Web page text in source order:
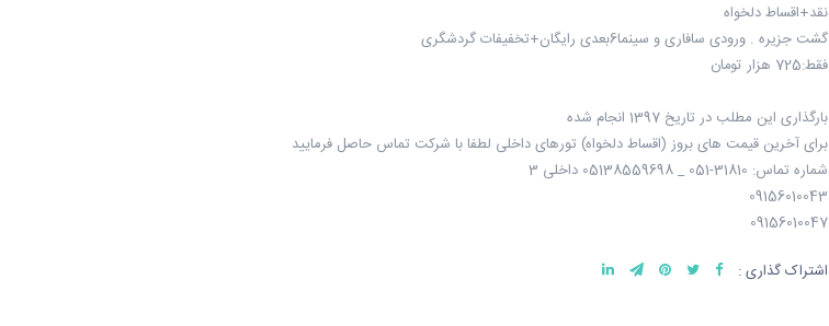
نقد+اقساط دلخواه
گشت جزیره . ورودی سافاری و سینما6بعدی رایگان+تخفیفات گردشگری
فقط:725 هزار تومان
بارگذاری این مطلب در تاریخ 1397 انجام شده
برای آخرین قیمت های بروز (اقساط دلخواه) تورهای داخلی لطفا با شرکت تماس حاصل فرمایید
شماره تماس: 31810-051 _ 05138559698 داخلی 3
09156010043
09156010047
اشتراک گذاری :